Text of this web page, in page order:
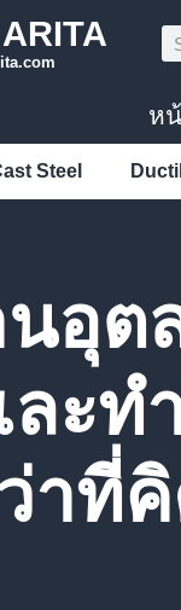
ห
Steel
นอุ
ะท
าที่